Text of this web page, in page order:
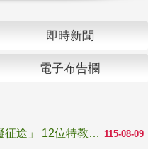
即時新聞
電子布告欄
115-08-09
青年百億海外圓夢基金計畫「無礙征途」 12位特教與弱勢青年勇闖西班牙 跨越感官限制見證生命蛻變